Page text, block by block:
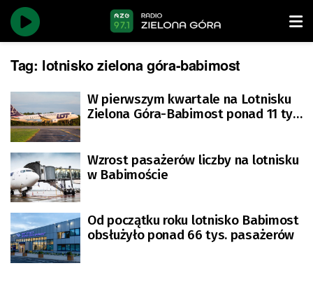
Tag: lotnisko zielona góra-babimost
W pierwszym kwartale na Lotnisku
Zielona Góra-Babimost ponad 11 tys.
Wzrost pasażerów liczby na lotnisku
w Babimoście
Od początku roku lotnisko Babimost
obsłużyło ponad 66 tys. pasażerów